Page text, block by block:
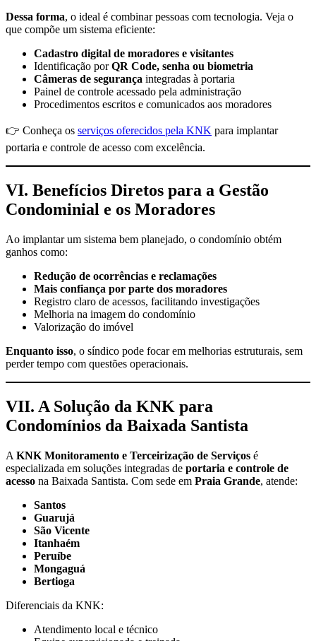
Dessa forma, o ideal é combinar pessoas com tecnologia. Veja o
que compõe um sistema eficiente:
Cadastro digital de moradores e visitantes
Identificação porQR Code, senha ou biometria
Câmeras de segurança integradas à portaria
Painel de controle acessado pela administração
Procedimentos escritos e comunicados aos moradores
👉 Conheça os serviços oferecidos pela KNK para implantar
portaria e controle de acesso com excelência.
VI. Benefícios Diretos para a Gestão
Condominial e os Moradores
Ao implantar um sistema bem planejado, o condomínio obtém
ganhos como:
Redução de ocorrências e reclamações
Mais confiança por parte dos moradores
Registro claro de acessos, facilitando investigações
Melhoria na imagem do condomínio
Valorização do imóvel
Enquanto isso, o síndico pode focar em melhorias estruturais, sem
perder tempo com questões operacionais.
VII. A Solução da KNK para
Condomínios da Baixada Santista
A KNK Monitoramento e Terceirização de Serviços é
especializada em soluções integradas de portaria e controle de
acesso na Baixada Santista. Com sede em Praia Grande, atende:
Santos
Guarujá
São Vicente
Itanhaém
Peruíbe
Mongaguá
Bertioga
Diferenciais da KNK:
Atendimento local e técnico